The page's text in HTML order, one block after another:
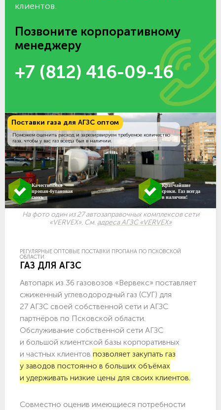
клиентов.
Позвоните корпоративному
менеджеру
+7 (812) 416-09-16
Поставки газа для АГЗС оптом
Поможем оценить расход и зарезирвируем требуемое количество
газа, чтобы у вас газ всегда был в наличии.
Качественная
пропан-бутановая
смесь
Кратчайшие
сроки. Газ всегда
в наличии!
На фото один из 27 автозаправочных комплексов сети
«VERVEX». См. адреса АГЗС «VERVEX»
РЕГУЛЯРНЫЕ ОПТОВЫЕ ПОСТАВКИ ПРОПАНА ПО ПСКОВСКОЙ
ОБЛАСТИ
ГАЗ ДЛЯ АГЗС
Автопарк из 36 газовозов «Вервекс» поставляет
сжиженный углеводородный газ (СУГ) для
27 АГЗС своей собственной сети и АГЗС
партнёров по Псковской области.
Обслуживание собственной сети АГЗС
и большой клиентской базы корпоративных
и частных клиентов позволяет закупать газ
у заводов постоянно в больших объёмах
и удерживать низкие цены для своих клиентов.
Совместно оценив имеющиеся потребности